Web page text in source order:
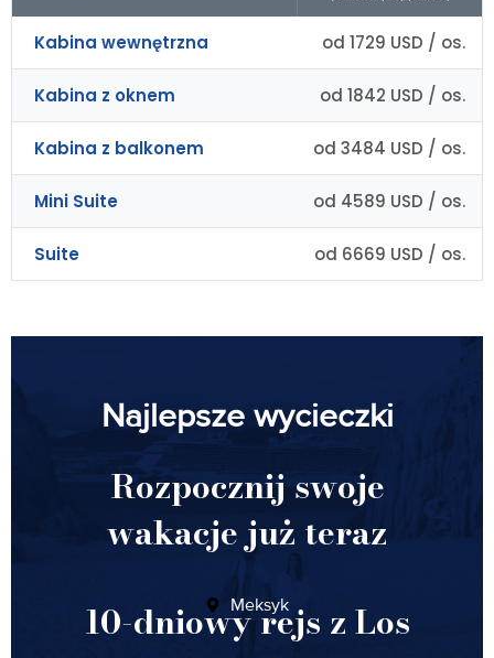
Kabina wewnętrzna od 1729 USD / os.
Kabina z oknem od 1842 USD / os.
Kabina z balkonem od 3484 USD / os.
Mini Suite od 4589 USD / os.
Suite od 6669 USD / os.
Najlepsze wycieczki
Rozpocznij swoje
wakacje już teraz
Meksyk
10-dniowy rejs z Los